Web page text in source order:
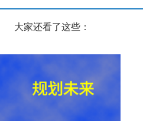
大家还看了这些：